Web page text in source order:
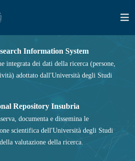
Information System
integrata dei dati della ricerca (persone,
adottato dall'Università degli Studi
Repository Insubria
documenta e dissemina le
scientifica dell'Università degli Studi
valutazione della ricerca.